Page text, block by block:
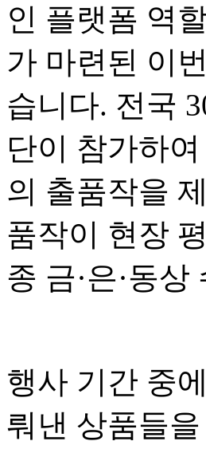
인 플랫폼 역
가 마련된 이
습니다. 전국
단이 참가하
의 출품작을
품작이 현장
종 금·은·동
행사 기간 중
뤄낸 상품들